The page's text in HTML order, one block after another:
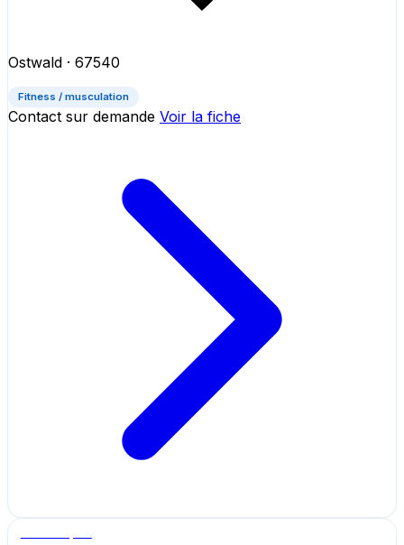
Ostwald · 67540
Fitness / musculation
Contact sur demande Voir la fiche